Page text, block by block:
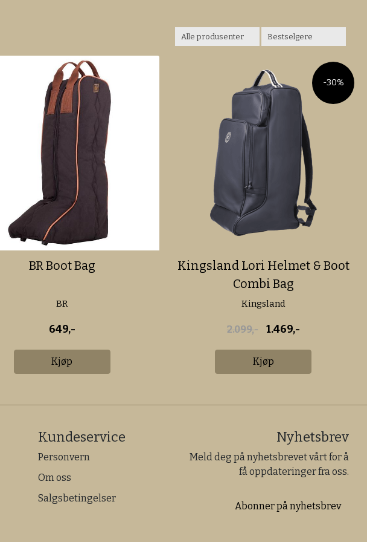
BR Boot Bag
BR
649,-
Kjøp
-30%
Kingsland Lori Helmet & Boot
Combi Bag
Kingsland
2.099,- 1.469,-
Kjøp
Kundeservice
Personvern
Om oss
Salgsbetingelser
Nyhetsbrev
Meld deg på nyhetsbrevet vårt for å
få oppdateringer fra oss.
Abonner på nyhetsbrev